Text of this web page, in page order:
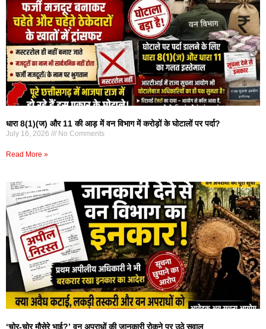
धारा 8(1)(ज) और 11 की आड़ में वन विभाग में करोड़ों के घोटालों पर पर्दा?
July 16, 2026 No Comments
Read More »
‘चोर-चोर मौसेरे भाई?’ वन अपराधों की जानकारी रोकने पर उठे सवाल